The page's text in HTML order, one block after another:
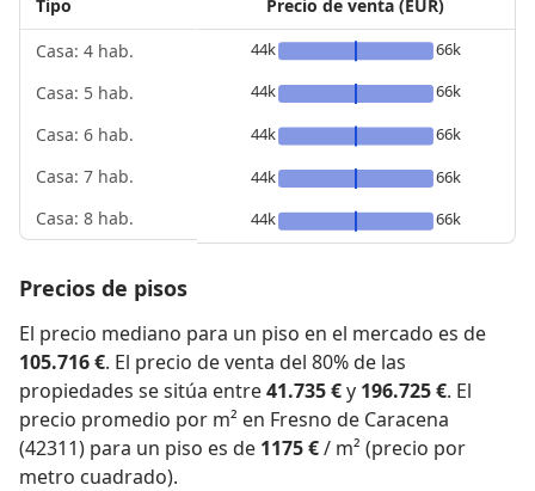
Tipo
Casa: 4 hab.
Casa: 5 hab.
Casa: 6 hab.
Casa: 7 hab.
Casa: 8 hab.
Precio de venta (EUR)
44k
66k
44k
66k
44k
66k
44k
66k
44k
66k
Precios de pisos
El precio mediano para un piso en el mercado es de
105.716 €. El precio de venta del 80% de las
propiedades se sitúa entre41.735 €y 196.725 €. El
precio promedio por m² en Fresno de Caracena
(42311) para un piso es de 1175 €/ m² (precio por
metro cuadrado).